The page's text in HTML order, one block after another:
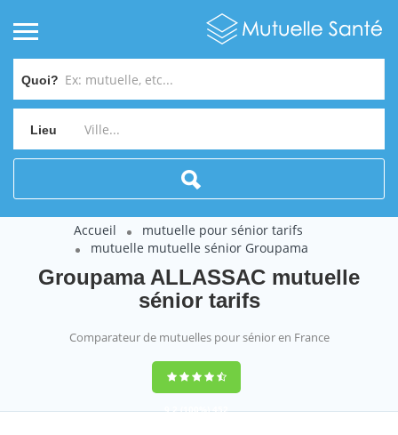
Quoi?
Lieu
Accueil
mutuelle pour sénior tarifs
mutuelle mutuelle sénior Groupama
Groupama ALLASSAC mutuelle
sénior tarifs
Comparateur de mutuelles pour sénior en France
9,2(100%)452